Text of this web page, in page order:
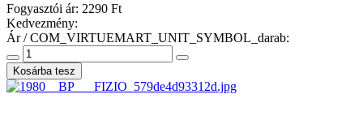
Fogyasztói ár: 2290 Ft
Kedvezmény:
Ár / COM_VIRTUEMART_UNIT_SYMBOL_darab: